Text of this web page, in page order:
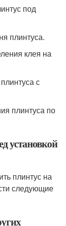
под
плинтуса.
клея на
с
плинтуса по
установкой
плинтус на
следующие